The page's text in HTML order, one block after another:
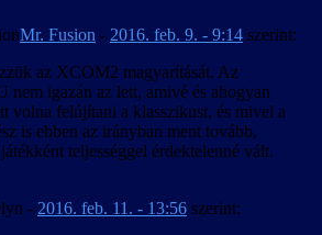
Mr. Fusion - 2016. feb. 9. - 9:14 szerint:
az XCOM2 magyarítását. Az
nem igazán az lett, amivé és ahogyan
volna felújítani a klasszikust, és mivel a
is ebben az irányban ment tovább,
teljességgel érdektelenné vált.
- 2016. feb. 11. - 13:56 szerint: